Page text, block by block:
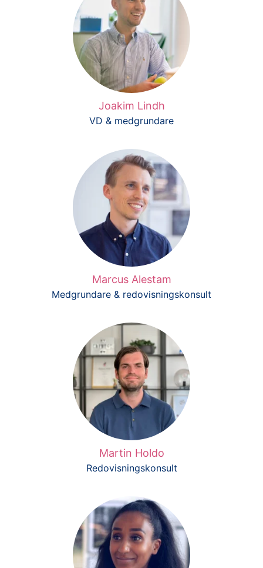
Joakim Lindh
VD & medgrundare
Marcus Alestam
Medgrundare & redovisningskonsult
Martin Holdo
Redovisningskonsult